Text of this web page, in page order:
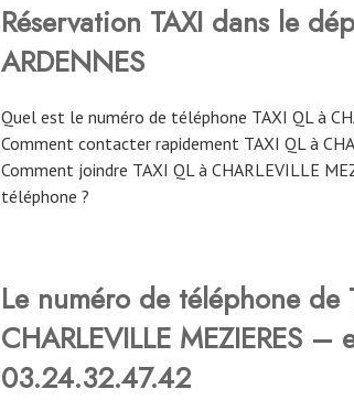
Réservation TAXI dans le
ARDENNES
Quel est le numéro de téléphone TAXI QL à
Comment contacter rapidement TAXI QL à
Comment joindre TAXI QL à CHARLEVILLE
téléphone ?
Le numéro de téléphone de
CHARLEVILLE MEZIERES –
03.24.32.47.42